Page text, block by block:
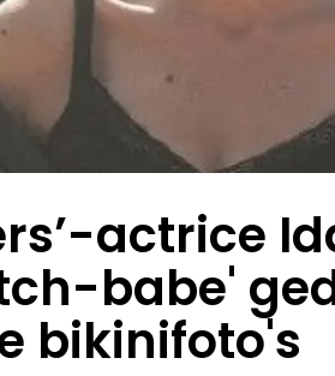
actrice
babe'
bikinifoto's